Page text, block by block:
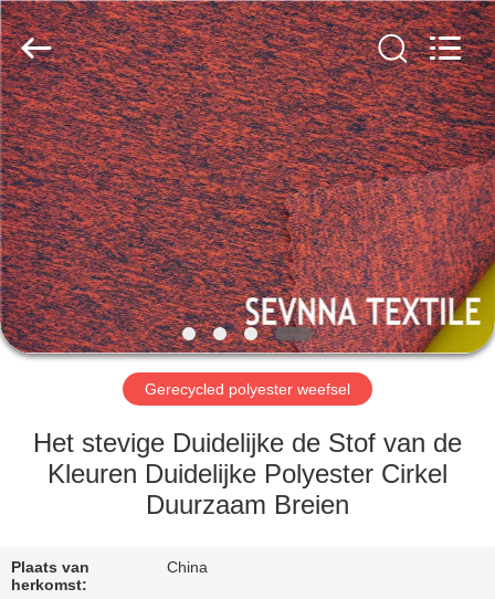
HUIS
PRODUCTEN
VR-
SHOW
ONGEVEER
FABRIEKSREIS
2026
SEVNNA
TEXTILE.
All
Rights
Reserved.
Gerecycled polyester weefsel
Het stevige Duidelijke de Stof van de
Kleuren Duidelijke Polyester Cirkel
Duurzaam Breien
Plaats van
herkomst:
China